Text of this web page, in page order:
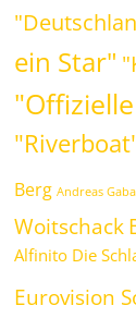
ein Star"
Berg Andreas
Woitschack
Alfinito Die
Eurovision